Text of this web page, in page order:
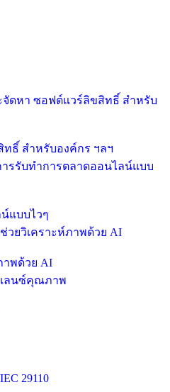
ธิ์ สำหรับองค์กร ฯลฯ
แบบไวๆ
าพด้วย AI